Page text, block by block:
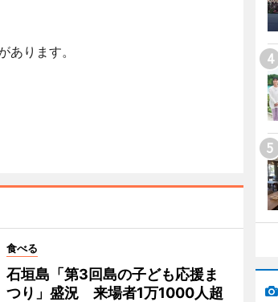
ります。
食べる
石垣島「第3回島の子ども応援ま
つり」盛況 来場者1万1000人超